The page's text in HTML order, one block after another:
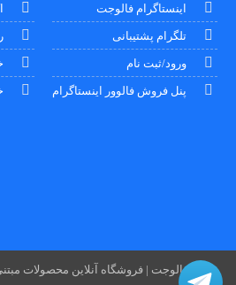
اینستاگرام فالوجت
تلگرام پشتیبانی
ورود/ثبت نام
پنل فروش فالوور اینستاگرام
فالوجت | فروشگاه آنلاین محصولات